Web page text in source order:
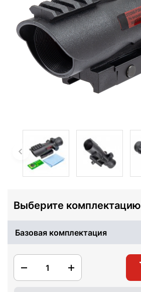
Выберите комплектацию
Базовая комплектация
1